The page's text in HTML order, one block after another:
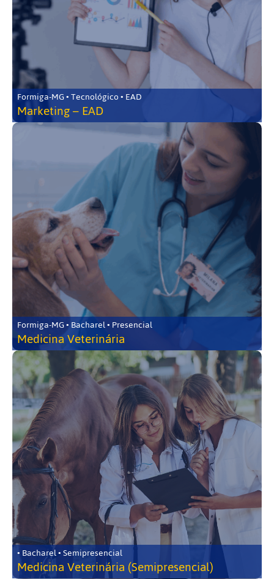
Formiga-MG • Tecnológico • EAD
Marketing – EAD
Formiga-MG • Bacharel • Presencial
Medicina Veterinária
• Bacharel • Semipresencial
Medicina Veterinária (Semipresencial)